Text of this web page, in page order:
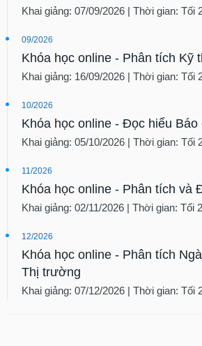
Khai giảng: 07/09/2026 | Thời gian: Tối
09/2026
Khóa học online - Phân tích Kỹ
Khai giảng: 16/09/2026 | Thời gian: Tối
10/2026
Khóa học online - Đọc hiểu Báo
Khai giảng: 05/10/2026 | Thời gian: Tối
11/2026
Khóa học online - Phân tích và
Khai giảng: 02/11/2026 | Thời gian: Tối
12/2026
Khóa học online - Phân tích
Thị trường
Khai giảng: 07/12/2026 | Thời gian: Tối